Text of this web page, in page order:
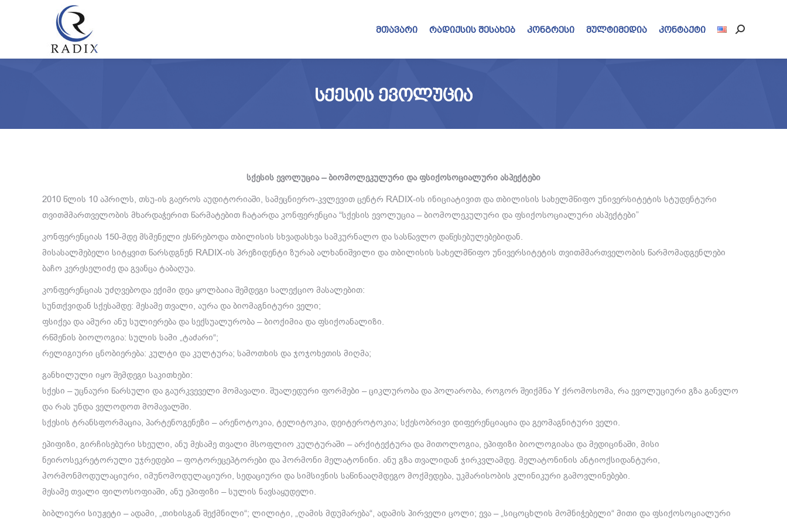
მთავარი რადიქსის შესახებ კონგრესი მულტიმედია კონტაქტი Search:
ᲡᲥᲔᲡᲘᲡ ᲔᲕᲝᲚᲣᲪᲘᲐ
სქესის ევოლუცია – ბიომოლეკულური და ფსიქოსოციალური ასპექტები
2010 წლის 10 აპრილს, თსუ-ის გაეროს აუდიტორიაში, სამეცნიერო-კვლევით ცენტრ RADIX-ის ინიციატივით და თბილისის სახელმწიფო უნივერსიტეტის სტუდენტური
თვითმმართველობის მხარდაჭერით წარმატებით ჩატარდა კონფერენცია “სქესის ევოლუცია – ბიომოლეკულური და ფსიქოსოციალური ასპექტები”
კონფერენციას 150-მდე მსმენელი ესწრებოდა თბილისის სხვადასხვა სამკურნალო და სასწავლო დაწესებულებებიდან.
მისასალმებელი სიტყვით წარსდგნენ RADIX-ის პრეზიდენტი ზურაბ ალხანიშვილი და თბილისის სახელმწიფო უნივერსიტეტის თვითმმართველობის წარმომადგენლები
ბაჩო კერესელიძე და გვანცა ტაბაღუა.
კონფერენციას უძღვებოდა ექიმი დეა ყოლბაია შემდეგი სალექციო მასალებით:
სუნთქვიდან სქესამდე: მესამე თვალი, აურა და ბიომაგნიტური ველი;
ფსიქეა და ამური ანუ სულიერება და სექსუალურობა – ბიოქიმია და ფსიქოანალიზი.
რწმენის ბიოლოგია: სულის სამი „ტაძარი“;
რელიგიური ცნობიერება: კულტი და კულტურა; სამოთხის და ჯოჯოხეთის მიღმა;
განხილული იყო შემდეგი საკითხები:
სქესი – უცნაური წარსული და გაურკვეველი მომავალი. შუალედური ფორმები – ციკლურობა და პოლარობა, როგორ შეიქმნა Y ქრომოსომა, რა ევოლუციური გზა განვლო
და რას უნდა ველოდოთ მომავალში.
სქესის ტრანსფორმაცია, პარტენოგენეზი – არენოტოკია, ტელიტოკია, დეიტეროტოკია; სქესობრივი დიფერენციაცია და გეომაგნიტური ველი.
ეპიფიზი, გირჩისებური სხეული, ანუ მესამე თვალი მსოფლიო კულტურაში – არქიტექტურა და მითოლოგია, ეპიფიზი ბიოლოგიასა და მედიცინაში, მისი
ნეიროსეკრეტორული უჯრედები – ფოტორეცეპტორები და ჰორმონი მელატონინი. ანუ გზა თვალიდან ჯირკვლამდე. მელატონინის ანტიოქსიდანტური,
ჰორმონმოდულაციური, იმუნომოდულაციური, სედაციური და სიმსივნის საწინააღმდეგო მოქმედება, უკმარისობის კლინიკური გამოვლინებები.
მესამე თვალი ფილოსოფიაში, ანუ ეპიფიზი – სულის ნავსაყუდელი.
ბიბლიური სიუჟეტი – ადამი, „თიხისგან შექმნილი“; ლილიტი, „ღამის მდუმარება“, ადამის პირველი ცოლი; ევა – „სიცოცხლის მომნიჭებელი“ მითი და ფსიქოსოციალური